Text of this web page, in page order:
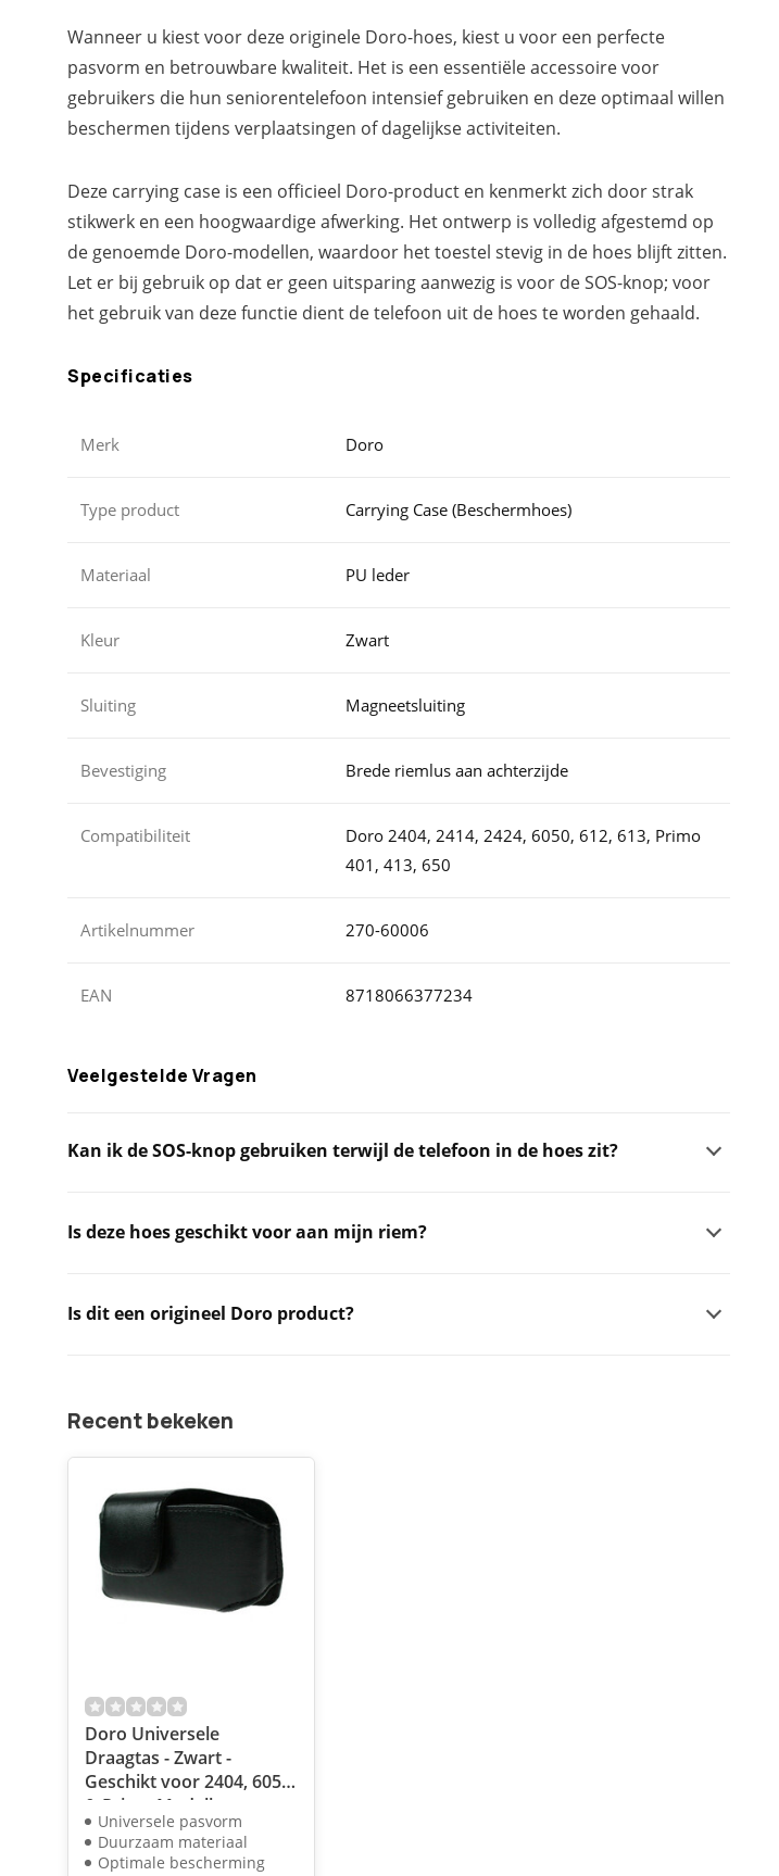
Wanneer u kiest voor deze originele Doro-hoes, kiest u voor een perfecte
pasvorm en betrouwbare kwaliteit. Het is een essentiële accessoire voor
gebruikers die hun seniorentelefoon intensief gebruiken en deze optimaal willen
beschermen tijdens verplaatsingen of dagelijkse activiteiten.
Deze carrying case is een officieel Doro-product en kenmerkt zich door strak
stikwerk en een hoogwaardige afwerking. Het ontwerp is volledig afgestemd op
de genoemde Doro-modellen, waardoor het toestel stevig in de hoes blijft zitten.
Let er bij gebruik op dat er geen uitsparing aanwezig is voor de SOS-knop; voor
het gebruik van deze functie dient de telefoon uit de hoes te worden gehaald.
Specificaties
Merk Doro
Type product Carrying Case (Beschermhoes)
Materiaal PU leder
Kleur Zwart
Sluiting Magneetsluiting
Bevestiging Brede riemlus aan achterzijde
Compatibiliteit
Doro 2404, 2414, 2424, 6050, 612, 613, Primo
401, 413, 650
Artikelnummer 270-60006
EAN 8718066377234
Veelgestelde Vragen
Kan ik de SOS-knop gebruiken terwijl de telefoon in de hoes zit?
Is deze hoes geschikt voor aan mijn riem?
Is dit een origineel Doro product?
Recent bekeken
Doro Universele
Draagtas - Zwart -
Geschikt voor 2404, 6050
& Primo Modellen
Universele pasvorm
Duurzaam materiaal
Optimale bescherming